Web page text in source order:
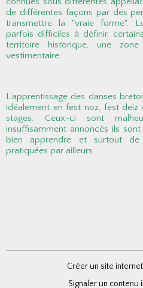
de différentes façons par des
transmettre la "vraie forme".
parfois difficiles à définir,
territoire historique, une
vestimentaire.
L'apprentissage des danses
idéalement en fest noz, fest
stages. Ceux-ci sont
insuffisamment annoncés ils
bien apprendre et surtout
pratiquées par ailleurs.
Créer un site
Signaler un contenu